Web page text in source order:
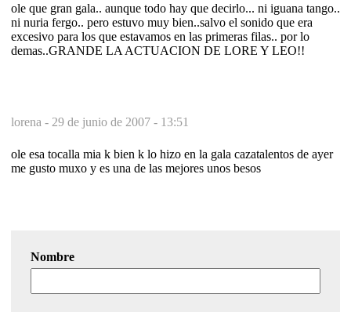
ole que gran gala.. aunque todo hay que decirlo... ni iguana tango..
ni nuria fergo.. pero estuvo muy bien..salvo el sonido que era
excesivo para los que estavamos en las primeras filas.. por lo
demas..GRANDE LA ACTUACION DE LORE Y LEO!!
lorena - 29 de junio de 2007 - 13:51
ole esa tocalla mia k bien k lo hizo en la gala cazatalentos de ayer
me gusto muxo y es una de las mejores unos besos
Nombre